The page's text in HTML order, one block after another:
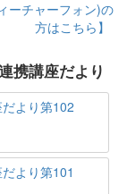
ーチャーフォン)の
方はこちら】
携講座だより
より第102
より第101